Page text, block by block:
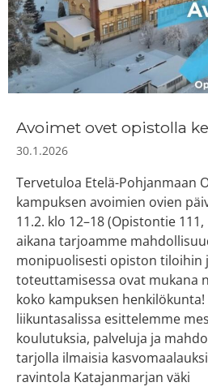
Avoimet ovet opistolla ke
30.1.2026
Tervetuloa Etelä-Pohjanmaan
kampuksen avoimien ovien
11.2. klo 12–18 (Opistontie
aikana tarjoamme
monipuolisesti opiston tiloihin
toteuttamisessa ovat mukana
koko kampuksen henkilökunta!
liikuntasalissa esittelemme
koulutuksia, palveluja ja
tarjolla ilmaisia
ravintola Katajanmarjan väki